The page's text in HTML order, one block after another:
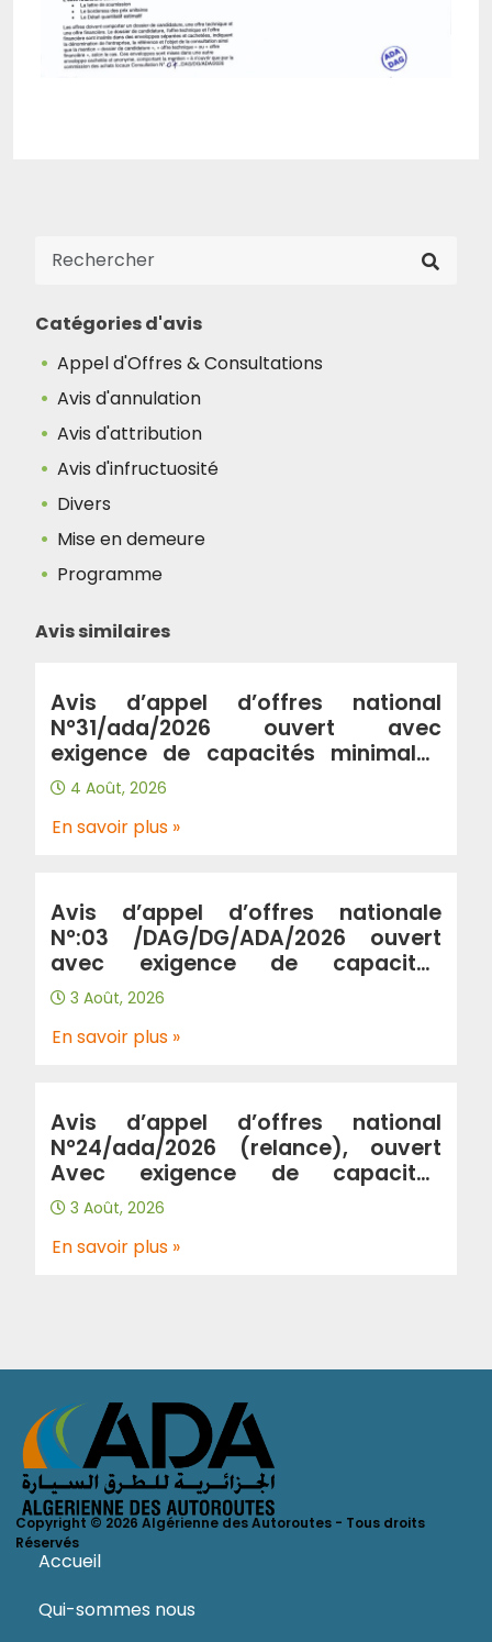
Catégories d'avis
Appel d'Offres & Consultations
Avis d'annulation
Avis d'attribution
Avis d'infructuosité
Divers
Mise en demeure
Programme
Avis similaires
Avis d’appel d’offres national
N°31/ada/2026 ouvert avec
exigence de capacités minimales
portant « Renforcement de
l’autoroute A2 entre la ville de
Birtouta « jonction A2/A100 au
PK31+300 » sur 29km en double sens
(wilaya Alger, Blida, Boumerdes) »
4 Août, 2026
En savoir plus »
Avis d’appel d’offres nationale
N°:03 /DAG/DG/ADA/2026 ouvert
avec exigence de capacités
minimales Portant “prestation de
gardiennage et de surveillance au
profit de l’Algérienne Des
3 Août, 2026
En savoir plus »
Avis d’appel d’offres national
N°24/ada/2026 (relance), ouvert
Avec exigence de capacités
minimales : Contrôle et suivi de
traitement de glissements au
niveau de l’autoroute a3 wilaya de
3 Août, 2026
En savoir plus »
Copyright © 2026 Algérienne des Autoroutes - Tous droits
Réservés
Accueil
Qui-sommes nous